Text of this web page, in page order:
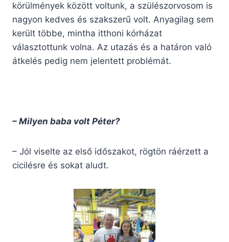
körülmények között voltunk, a szülészorvosom is
nagyon kedves és szakszerű volt. Anyagilag sem
került többe, mintha itthoni kórházat
választottunk volna. Az utazás és a határon való
átkelés pedig nem jelentett problémát.
– Milyen baba volt Péter?
– Jól viselte az első időszakot, rögtön ráérzett a
cicilésre és sokat aludt.